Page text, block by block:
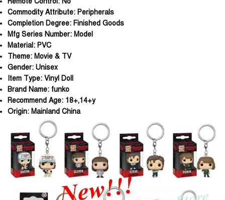
Commodity Attribute: Peripherals
Completion Degree: Finished Goods
Mfg Series Number: Model
Material: PVC
Theme: Movie & TV
Gender: Unisex
Item Type: Vinyl Doll
Brand Name: funko
Recommend Age: 18+,14+y
Origin: Mainland China